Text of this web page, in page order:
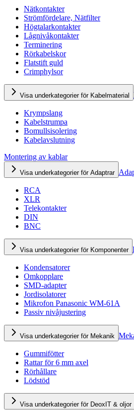
Nätkontakter
Strömfördelare, Nätfilter
Högtalarkontakter
Lågnivåkontakter
Terminering
Rörkabelskor
Flatstift guld
Crimphylsor
Visa underkategorier för Kabelmaterial
Krympslang
Kabelstrumpa
Bomullsisolering
Kabelavslutning
Montering av kablar
Visa underkategorier för Adaptrar
RCA
XLR
Telekontakter
DIN
BNC
Visa underkategorier för Komponenter
Kondensatorer
Omkopplare
SMD-adapter
Jordisolatorer
Mikrofon Panasonic WM-61A
Passiv nivåjustering
Visa underkategorier för Mekanik
Gummifötter
Rattar för 6 mm axel
Rörhållare
Lödstöd
Visa underkategorier för DeoxIT & oljor